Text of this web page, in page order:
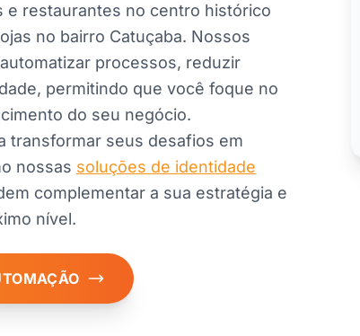
e restaurantes no centro histórico
no bairro Catuçaba. Nossos
processos, reduzir
permitindo que você foque no
do seu negócio.
transformar seus desafios em
nossas soluções de identidade
complementar a sua estratégia e
nível.